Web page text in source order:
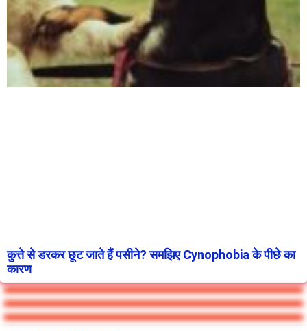
कुत्ते से डरकर छूट जाते हैं पसीने? समझिए Cynophobia के पीछे का
कारण